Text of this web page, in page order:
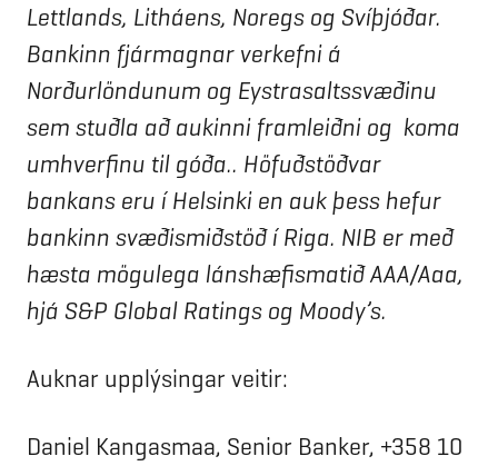
Lettlands, Litháens, Noregs og Svíþjóðar.
Bankinn fjármagnar verkefni á
Norðurlöndunum og Eystrasaltssvæðinu
sem stuðla að aukinni framleiðni og koma
umhverfinu til góða.. Höfuðstöðvar
bankans eru í Helsinki en auk þess hefur
bankinn svæðismiðstöð í Riga. NIB er með
hæsta mögulega lánshæfismatið AAA/Aaa,
hjá S&P Global Ratings og Moody’s.
Auknar upplýsingar veitir:
Daniel Kangasmaa, Senior Banker, +358 10